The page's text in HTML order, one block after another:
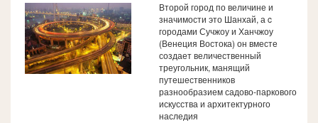
Второй город по величине и
значимости это Шанхай, а c
городами Сучжоу и Ханчжоу
(Венеция Востока) он вместе
создает величественный
треугольник, манящий
путешественников
разнообразием садово-паркового
искусства и архитектурного
наследия